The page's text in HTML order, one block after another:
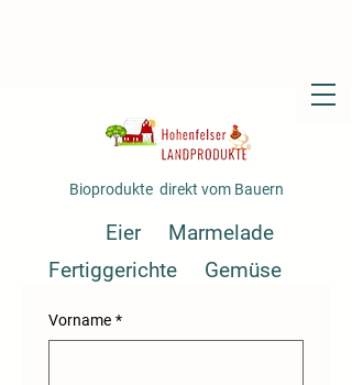
Bioprodukte direkt vom Bauern
Eier
Marmelade
Fertiggerichte
Gemüse
Vorname *